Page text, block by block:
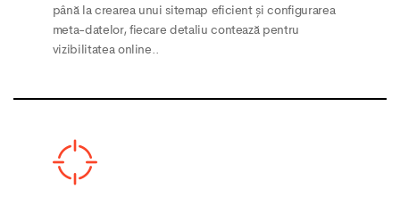
până la crearea unui sitemap eficient și configurarea
meta-datelor, fiecare detaliu contează pentru
vizibilitatea online..